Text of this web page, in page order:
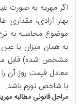
اگر مهریه به صورت
بهار آزادی،
موضوع محاسبه به
به همان میزان یا
مشخص شده) قابل
معادل قیمت روز آن را
با شاخص تورم باشد.
مراحل قانونی مطالبه